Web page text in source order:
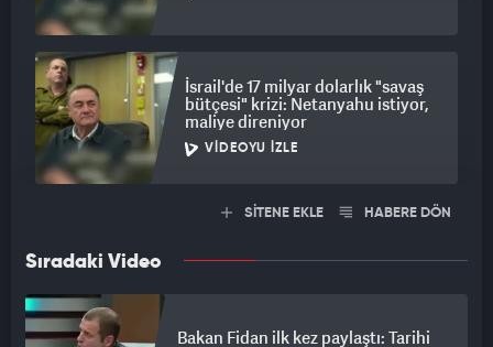
İsrail'de 17 milyar dolarlık "savaş
bütçesi" krizi: Netanyahu istiyor,
maliye direniyor
VIDEOYU İZLE
SİTENE EKLE HABERE DÖN
Sıradaki Video
Bakan Fidan ilk kez paylaştı: Tarihi